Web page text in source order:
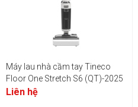
Máy lau nhà cầm tay Tineco
Floor One Stretch S6 (QT)-2025
Liên hệ